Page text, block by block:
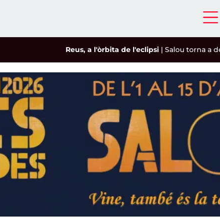
Reus, a l'òrbita de l'eclipsi|Salou torna a